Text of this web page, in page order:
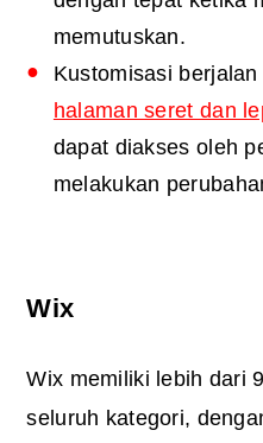
memutuskan.
Kustomisasi
halaman seret dan
dapat diakses oleh
melakukan
Wix
Wix memiliki lebih dari
seluruh kategori,